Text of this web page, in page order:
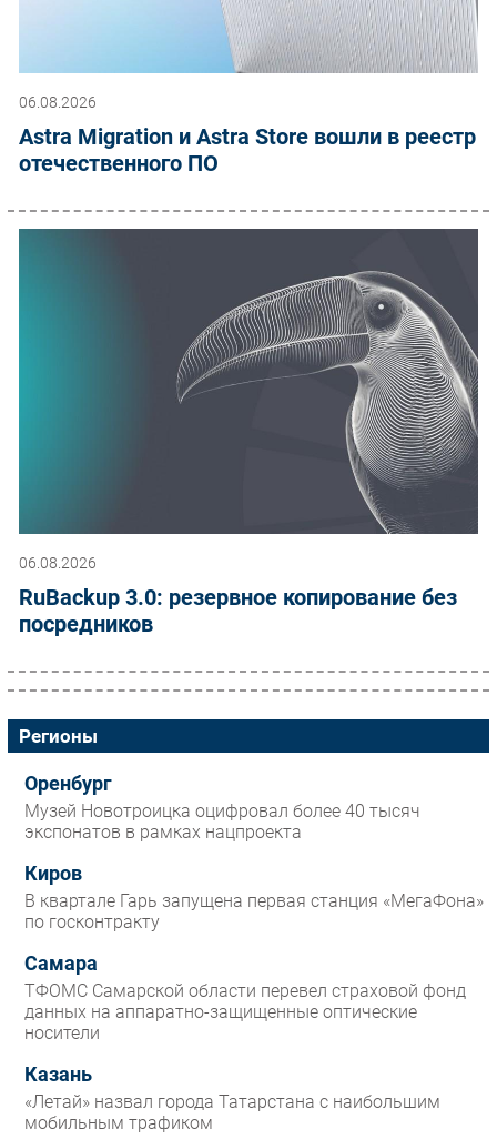
06.08.2026
Astra Migration и Astra Store вошли в реестр
отечественного ПО
06.08.2026
RuBackup 3.0: резервное копирование без
посредников
Регионы
Оренбург
Музей Новотроицка оцифровал более 40 тысяч
экспонатов в рамках нацпроекта
Киров
В квартале Гарь запущена первая станция «МегаФона»
по госконтракту
Самара
ТФОМС Самарской области перевел страховой фонд
данных на аппаратно-защищенные оптические
носители
Казань
«Летай» назвал города Татарстана с наибольшим
мобильным трафиком